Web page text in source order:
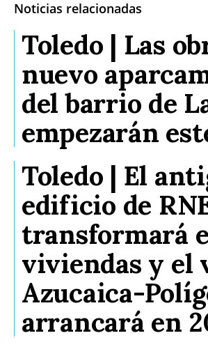
Noticias relacionadas
Toledo | Las
nuevo
del barrio de
empezarán
Toledo | El
edificio de
transformará
viviendas y el
Azucaica-
arrancará en